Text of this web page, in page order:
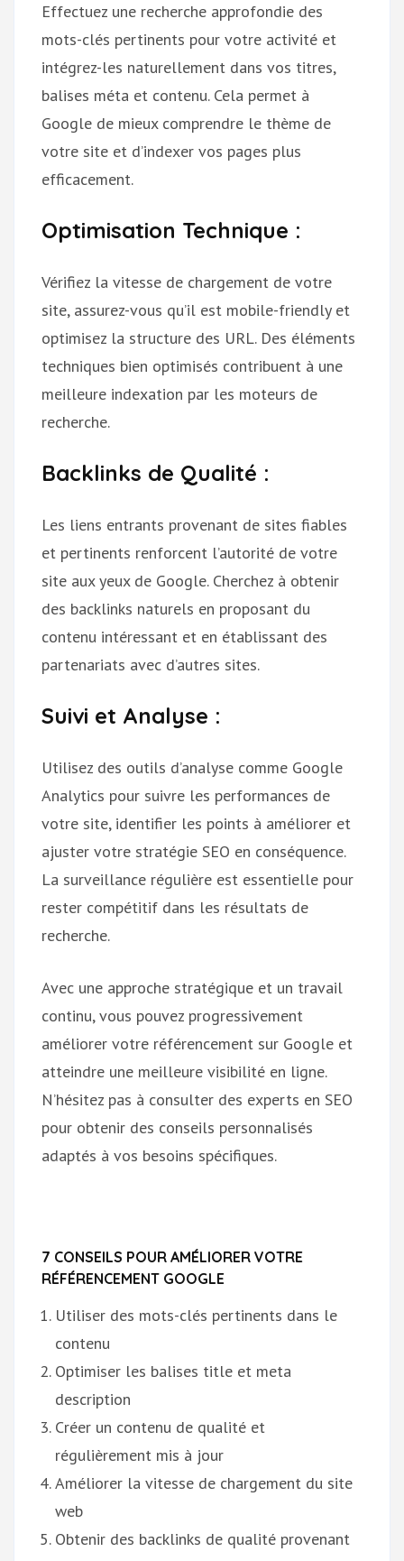
Effectuez une recherche approfondie des
mots-clés pertinents pour votre activité et
intégrez-les naturellement dans vos titres,
balises méta et contenu. Cela permet à
Google de mieux comprendre le thème de
votre site et d’indexer vos pages plus
efficacement.
Optimisation Technique :
Vérifiez la vitesse de chargement de votre
site, assurez-vous qu’il est mobile-friendly et
optimisez la structure des URL. Des éléments
techniques bien optimisés contribuent à une
meilleure indexation par les moteurs de
recherche.
Backlinks de Qualité :
Les liens entrants provenant de sites fiables
et pertinents renforcent l’autorité de votre
site aux yeux de Google. Cherchez à obtenir
des backlinks naturels en proposant du
contenu intéressant et en établissant des
partenariats avec d’autres sites.
Suivi et Analyse :
Utilisez des outils d’analyse comme Google
Analytics pour suivre les performances de
votre site, identifier les points à améliorer et
ajuster votre stratégie SEO en conséquence.
La surveillance régulière est essentielle pour
rester compétitif dans les résultats de
recherche.
Avec une approche stratégique et un travail
continu, vous pouvez progressivement
améliorer votre référencement sur Google et
atteindre une meilleure visibilité en ligne.
N’hésitez pas à consulter des experts en SEO
pour obtenir des conseils personnalisés
adaptés à vos besoins spécifiques.
7 CONSEILS POUR AMÉLIORER VOTRE
RÉFÉRENCEMENT GOOGLE
Utiliser des mots-clés pertinents dans le
contenu
Optimiser les balises title et meta
description
Créer un contenu de qualité et
régulièrement mis à jour
Améliorer la vitesse de chargement du site
web
Obtenir des backlinks de qualité provenant